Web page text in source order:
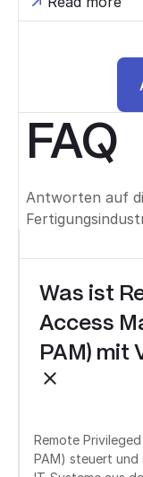
FAQ
Antworten auf
Was ist
Access
PAM) mit
Remote
PAM) steuert